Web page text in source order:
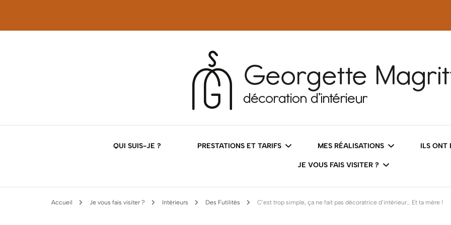
Georgette MagritteS
QUI SUIS-JE ? PRESTATIONS ET TARIFS MES RÉALISATIONS ILS
JE VOUS FAIS VISITER ?
Accueil Je vous fais visiter ? Intérieurs Des Futilités C’est trop simple, ça ne fait pas décoratrice d’intérieur… Et ta mère !